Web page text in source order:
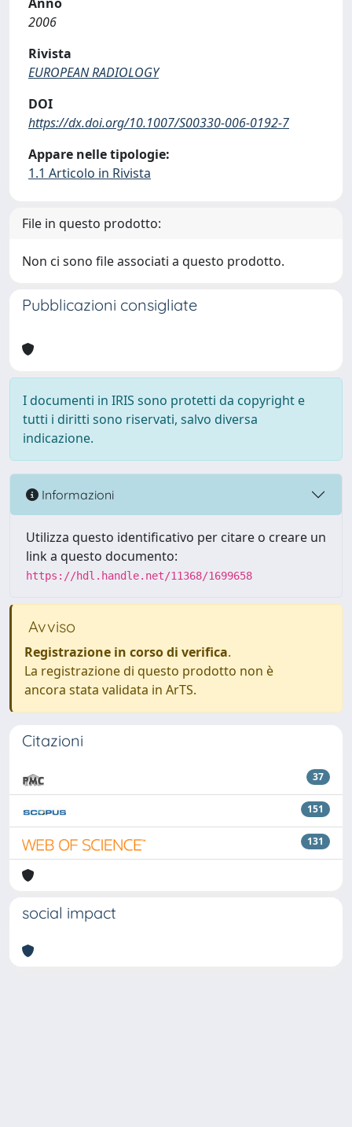
2006
Rivista
EUROPEAN RADIOLOGY
DOI
https://dx.doi.org/10.1007/S00330-006-0192-7
Appare nelle tipologie:
1.1 Articolo in Rivista
File in questo prodotto:
Non ci sono file associati a questo prodotto.
Pubblicazioni consigliate
I documenti in IRIS sono protetti da copyright e
tutti i diritti sono riservati, salvo diversa
indicazione.
Informazioni
Utilizza questo identificativo per citare o creare un
link a questo documento:
https://hdl.handle.net/11368/1699658
Avviso
Registrazione in corso di verifica.
La registrazione di questo prodotto non è
ancora stata validata in ArTS.
Citazioni
37
151
131
social impact